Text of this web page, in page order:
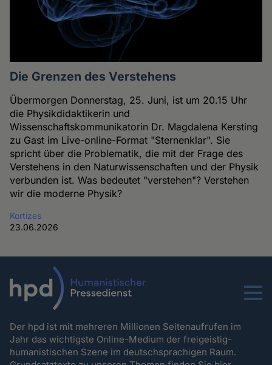
Die Grenzen des Verstehens
Übermorgen Donnerstag, 25. Juni, ist um 20.15 Uhr
die Physikdidaktikerin und
Wissenschaftskommunikatorin Dr. Magdalena Kersting
zu Gast im Live-online-Format "Sternenklar". Sie
spricht über die Problematik, die mit der Frage des
Verstehens in den Naturwissenschaften und der Physik
verbunden ist. Was bedeutet "verstehen"? Verstehen
wir die moderne Physik?
Kortizes
23.06.2026
Menu
Der hpd ist mit mehreren Millionen Seitenaufrufen im
Jahr das wichtigste Online-Medium der freigeistig-
humanistischen Szene im deutschsprachigen Raum.